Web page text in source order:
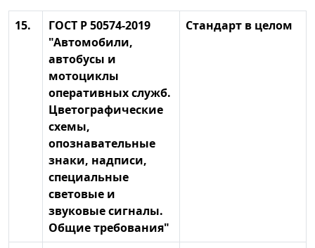
15.
ГОСТ Р 50574-2019
"Автомобили,
автобусы и
мотоциклы
оперативных служб.
Цветографические
схемы,
опознавательные
знаки, надписи,
специальные
световые и
звуковые сигналы.
Общие требования"
Стандарт в целом